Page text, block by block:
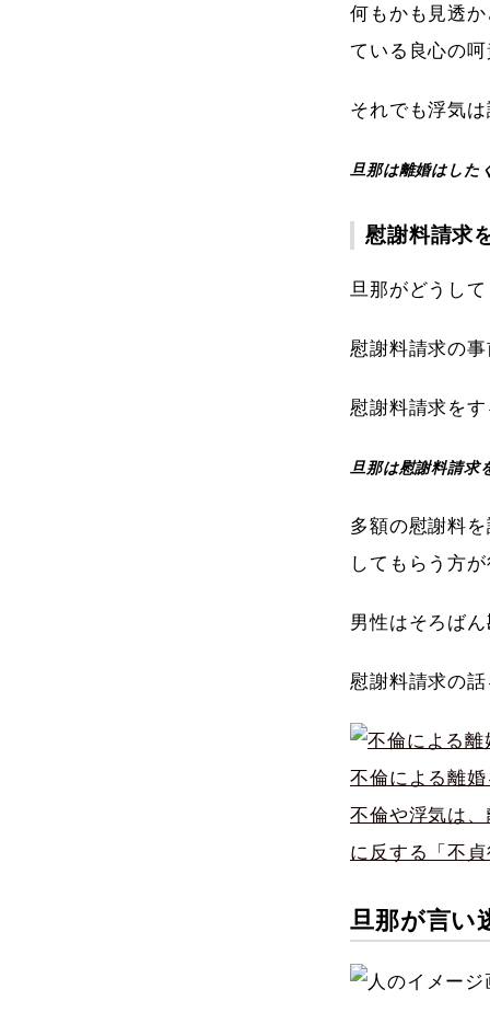
何もかも見透
ている良心の
それでも浮気
旦那は離婚はした
慰謝料請求
旦那がどうし
慰謝料請求の
慰謝料請求を
旦那は慰謝料請求
多額の慰謝料
してもらう方
男性はそろば
慰謝料請求の
不倫による離
不倫や浮気は
に反する「不
旦那が言い